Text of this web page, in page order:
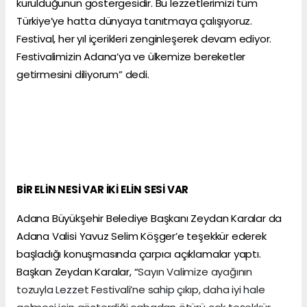
Türkiye’ye hatta dünyaya tanıtmaya çalışıyoruz.
Festival, her yıl içerikleri zenginleşerek devam ediyor.
Festivalimizin Adana’ya ve ülkemize bereketler
getirmesini diliyorum” dedi.
BİR ELİN NESİ VAR İKİ ELİN SESİ VAR
Adana Büyükşehir Belediye Başkanı Zeydan Karalar da
Adana Valisi Yavuz Selim Köşger’e teşekkür ederek
başladığı konuşmasında çarpıcı açıklamalar yaptı.
Başkan Zeydan Karalar, “Sayın Valimize ayağının
tozuyla Lezzet Festivali’ne sahip çıkıp, daha iyi hale